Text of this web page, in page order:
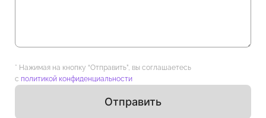
Отправить
* Нажимая на кнопку “Отправить”, вы соглашаетесь
с политикой конфиденциальности